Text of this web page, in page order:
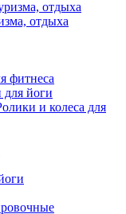
отдыха
фитнеса
йоги
и колеса для